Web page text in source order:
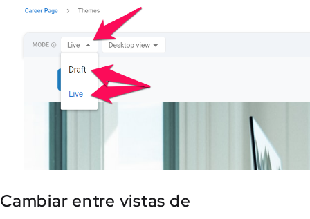
Cambiar entre vistas de